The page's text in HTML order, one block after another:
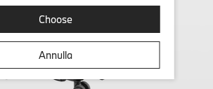
Choose
Annulla